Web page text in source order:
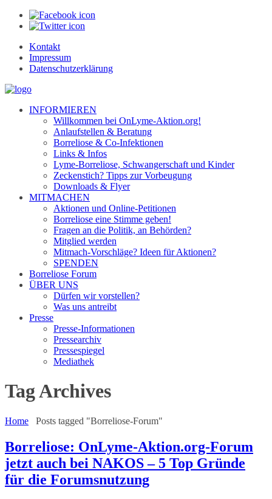
Kontakt
Impressum
Datenschutzerklärung
INFORMIEREN
Willkommen bei OnLyme-Aktion.org!
Anlaufstellen & Beratung
Borreliose & Co-Infektionen
Links & Infos
Lyme-Borreliose, Schwangerschaft und Kinder
Zeckenstich? Tipps zur Vorbeugung
Downloads & Flyer
MITMACHEN
Aktionen und Online-Petitionen
Borreliose eine Stimme geben!
Fragen an die Politik, an Behörden?
Mitglied werden
Mitmach-Vorschläge? Ideen für Aktionen?
SPENDEN
Borreliose Forum
ÜBER UNS
Dürfen wir vorstellen?
Was uns antreibt
Presse
Presse-Informationen
Pressearchiv
Pressespiegel
Mediathek
Tag Archives
Home Posts tagged "Borreliose-Forum"
Borreliose: OnLyme-Aktion.org-Forum
jetzt auch bei NAKOS – 5 Top Gründe
für die Forumsnutzung